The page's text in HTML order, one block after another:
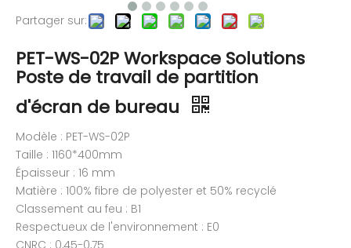
Partager sur:
PET-WS-02P Workspace Solutions
Poste de travail de partition
d'écran de bureau
Modèle : PET-WS-02P
Taille : 1160*400mm
Épaisseur : 16 mm
Matière : 100% fibre de polyester et 50% recyclé
Classement au feu : B1
Respectueux de l'environnement : E0
CNRC : 0,45-0,75